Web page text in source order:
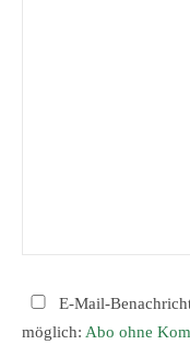
E-Mail-
möglich: Abo ohne